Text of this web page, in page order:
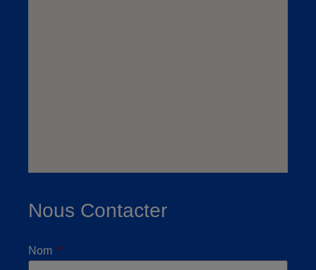
Nous Contacter
Nom